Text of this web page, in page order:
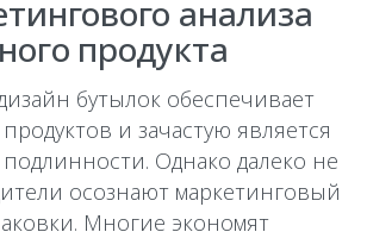
анализа
продукта
бутылок обеспечивает
и зачастую является
Однако далеко не
осознают маркетинговый
Многие экономят